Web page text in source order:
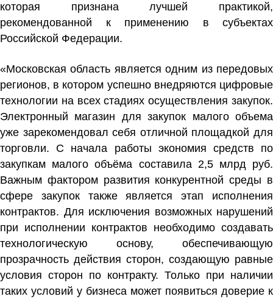
которая признана лучшей практикой,
рекомендованной к применению в субъектах
Российской Федерации.
«Московская область является одним из передовых
регионов, в котором успешно внедряются цифровые
технологии на всех стадиях осуществления закупок.
Электронный магазин для закупок малого объема
уже зарекомендовал себя отличной площадкой для
торговли. С начала работы экономия средств по
закупкам малого объёма составила 2,5 млрд руб.
Важным фактором развития конкурентной среды в
сфере закупок также является этап исполнения
контрактов. Для исключения возможных нарушений
при исполнении контрактов необходимо создавать
технологическую основу, обеспечивающую
прозрачность действия сторон, создающую равные
условия сторон по контракту. Только при наличии
таких условий у бизнеса может появиться доверие к